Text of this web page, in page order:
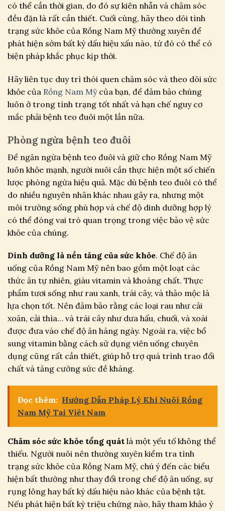
có thể cần thời gian, do đó sự kiên nhẫn và chăm sóc
đều đặn là rất cần thiết. Cuối cùng, hãy theo dõi tình
trạng sức khỏe của Rồng Nam Mỹ thường xuyên để
phát hiện sớm bất kỳ dấu hiệu xấu nào, từ đó có thể có
biện pháp khắc phục kịp thời.
Hãy liên tục duy trì thói quen chăm sóc và theo dõi sức
khỏe của Rồng Nam Mỹcủa bạn, để đảm bảo chúng
luôn ở trong tình trạng tốt nhất và hạn chế nguy cơ
mắc phải bệnh teo đuôi một lần nữa.
Phòng ngừa bệnh teo đuôi
Để ngăn ngừa bệnh teo đuôi và giữ cho Rồng Nam Mỹ
luôn khỏe mạnh, người nuôi cần thực hiện một số chiến
lược phòng ngừa hiệu quả. Mặc dù bệnh teo đuôi có thể
do nhiều nguyên nhân khác nhau gây ra, nhưng một
môi trường sống phù hợp và chế độ dinh dưỡng hợp lý
có thể đóng vai trò quan trọng trong việc bảo vệ sức
khỏe của chúng.
Dinh dưỡng là nền tảng của sức khỏe. Chế độ ăn
uống của Rồng Nam Mỹ nên bao gồm một loạt các
thức ăn tự nhiên, giàu vitamin và khoáng chất. Thực
phẩm tươi sống như rau xanh, trái cây, và thảo mộc là
lựa chọn tốt. Nên đảm bảo rằng các loại rau như cải
xoăn, cải thìa… và trái cây như dưa hấu, chuối, và xoài
được đưa vào chế độ ăn hàng ngày. Ngoài ra, việc bổ
sung vitamin bằng cách sử dụng viên uống chuyên
dụng cũng rất cần thiết, giúp hỗ trợ quá trình trao đổi
chất và tăng cường sức đề kháng.
Đọc thêm: Hướng Dẫn Pháp Lý Khi Nuôi Rồng
Nam Mỹ Tại Việt Nam
Chăm sóc sức khỏe tổng quát là một yếu tố không thể
thiếu. Người nuôi nên thường xuyên kiểm tra tình
trạng sức khỏe của Rồng Nam Mỹ, chú ý đến các biểu
hiện bất thường như thay đổi trong chế độ ăn uống, sự
rụng lông hay bất kỳ dấu hiệu nào khác của bệnh tật.
Nếu phát hiện bất kỳ triệu chứng nào, hãy tham khảo ý